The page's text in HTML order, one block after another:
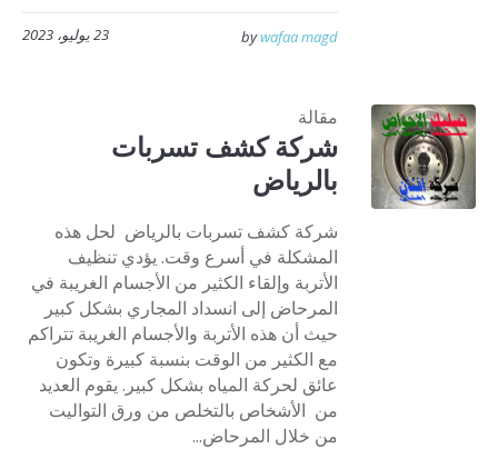
23 يوليو، 2023 bywafaa magd
مقالة
شركة كشف تسربات
بالرياض
شركة كشف تسربات بالرياض لحل هذه
المشكلة في أسرع وقت. يؤدي تنظيف
الأتربة وإلقاء الكثير من الأجسام الغريبة في
المرحاض إلى انسداد المجاري بشكل كبير
حيث أن هذه الأتربة والأجسام الغريبة تتراكم
مع الكثير من الوقت بنسبة كبيرة وتكون
عائق لحركة المياه بشكل كبير. يقوم العديد
من الأشخاص بالتخلص من ورق التواليت
من خلال المرحاض...